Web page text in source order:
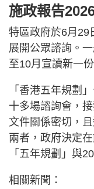
施政報告
特區政府於6月29
展開公眾諮詢。
至10月宣讀新一
「香港五年規劃
十多場諮詢會，
文件關係密切，
兩者，政府決定
「五年規劃」與
相關新聞：